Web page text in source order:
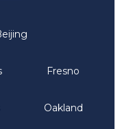
Fresno
Oakland